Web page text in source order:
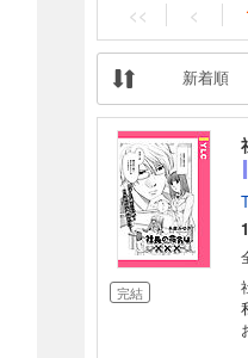
<< <
新着順
完結
お